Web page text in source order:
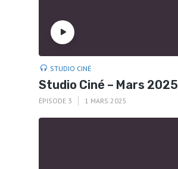
STUDIO CINÉ
Studio Ciné – Mars 2025
ÉPISODE 3 1 MARS 2025